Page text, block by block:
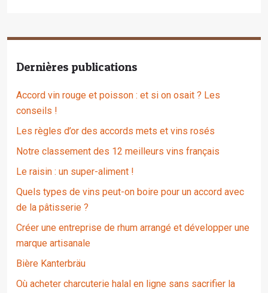
Dernières publications
Accord vin rouge et poisson : et si on osait ? Les
conseils !
Les règles d’or des accords mets et vins rosés
Notre classement des 12 meilleurs vins français
Le raisin : un super-aliment !
Quels types de vins peut-on boire pour un accord avec
de la pâtisserie ?
Créer une entreprise de rhum arrangé et développer une
marque artisanale
Bière Kanterbräu
Où acheter charcuterie halal en ligne sans sacrifier la